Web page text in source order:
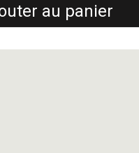
au panier